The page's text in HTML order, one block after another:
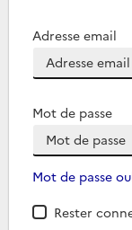
Adresse email
Mot de passe
Mot de passe
Rester